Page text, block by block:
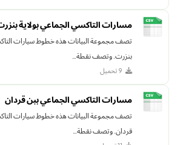
مسارات التاكسي الجماعي بولاية
تصف مجموعة البيانات هذه خطوط سيارات
بنزرت. وتصف نقطة…
مسارات التاكسي الجماعي ببن قردان
تصف مجموعة البيانات هذه خطوط سيارات
قردان. وتصف نقطة…